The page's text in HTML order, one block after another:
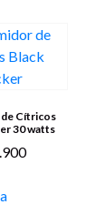
Cítricos
30 watts